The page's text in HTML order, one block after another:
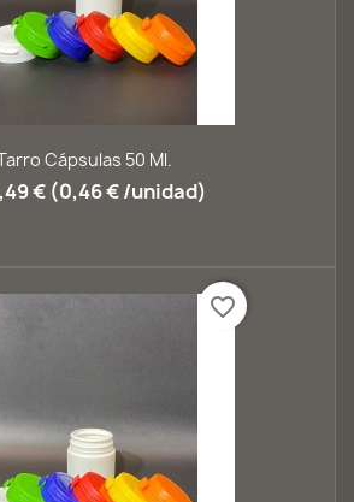
Cápsulas 50 Ml.
€ (0,46 € /unidad)
favorite_border